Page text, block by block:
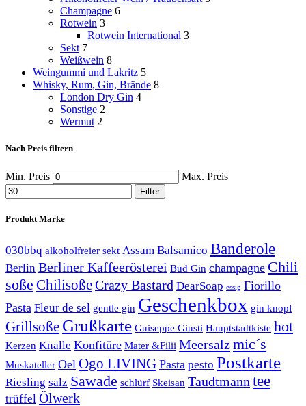
Champagne 6
Rotwein 3
Rotwein International 3
Sekt 7
Weißwein 8
Weingummi und Lakritz 5
Whisky, Rum, Gin, Brände 8
London Dry Gin 4
Sonstige 2
Wermut 2
Nach Preis filtern
Min. Preis Max. Preis
Filter
Produkt Marke
030bbq alkoholfreier sekt Assam Balsamico Banderole
Berlin Berliner Kaffeerösterei Bud Gin champagne Chili
soße ChilisoßeCrazy Bastard DearSoap essig Fiorillo
Pasta Fleur de sel gentle gin Geschenkbox gin knopf
Grillsoße Grußkarte Guiseppe Giusti Hauptstadtkiste hot
Kerzen Knalle Konfitüre Mater &Filii Meersalzmic´s
Muskateller Oel Ogo LIVING Pasta pesto Postkarte
Riesling salz Sawade schlürf Skeisan Taudtmann tee
trüffel Ölwerk